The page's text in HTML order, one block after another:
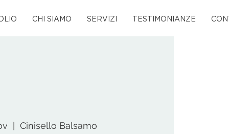
CHI SIAMO SERVIZI TESTIMONIANZE
  |
Cinisello Balsamo